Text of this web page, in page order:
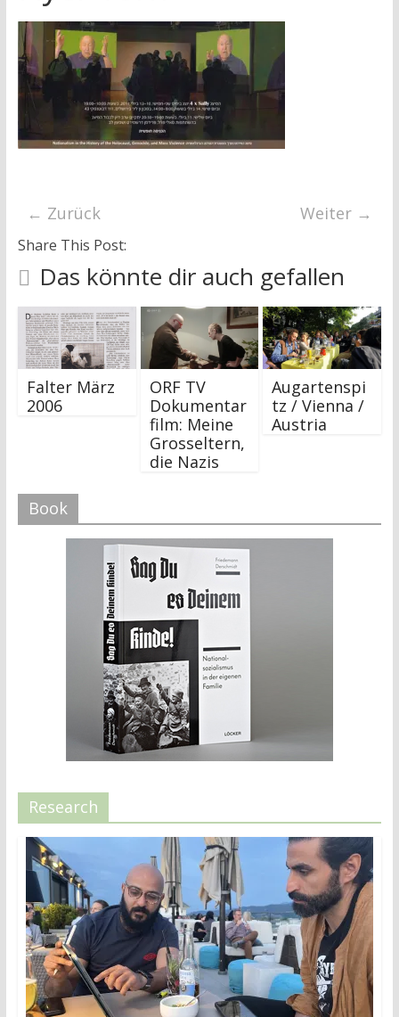
← Zurück Weiter →
Share This Post:
Das könnte dir auch gefallen
Falter März
2006
ORF TV
Dokumentar
film: Meine
Grosseltern,
die Nazis
Augartenspi
tz / Vienna /
Austria
Book
Research